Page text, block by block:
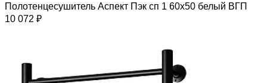
Полотенцесушитель Аспект Пэк сп 1 60х50 белый ВГП
10 072 ₽